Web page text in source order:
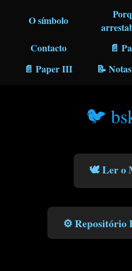
O símbolo
Contacto 📄
📄 Paper III
📝
🐦
🕊️ Ler o
⚙️ Repositório